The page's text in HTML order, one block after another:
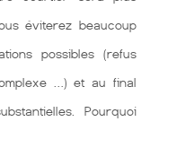
éviterez beaucoup
possibles (refus
…) et au final
Pourquoi